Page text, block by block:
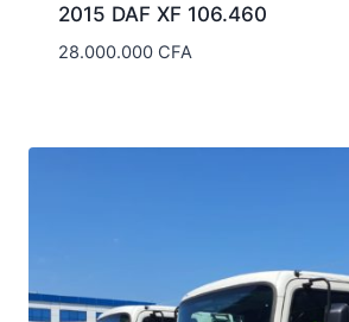
2015 DAF XF 106.460
28.000.000 CFA